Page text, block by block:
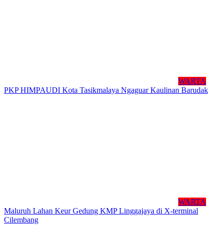
WARTA
PKP HIMPAUDI Kota Tasikmalaya Ngaguar Kaulinan Barudak
WARTA
Maluruh Lahan Keur Gedung KMP Linggajaya di X-terminal
Cilembang